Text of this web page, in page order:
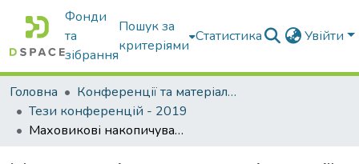
Фонди
та
зібрання
Пошук за
критеріями
Статистика Увійти
Головна
Конференції та матеріали конференцій
Тези конференцій - 2019
Маховикові накопичувані енергії автомобілів